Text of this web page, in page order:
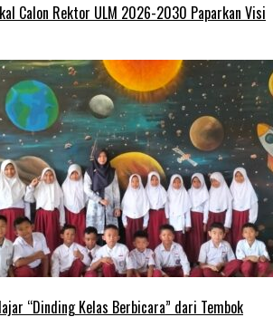
Calon Rektor ULM 2026-2030 Paparkan Visi
“Dinding Kelas Berbicara” dari Tembok